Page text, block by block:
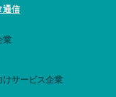
通信
業
けサービス企業